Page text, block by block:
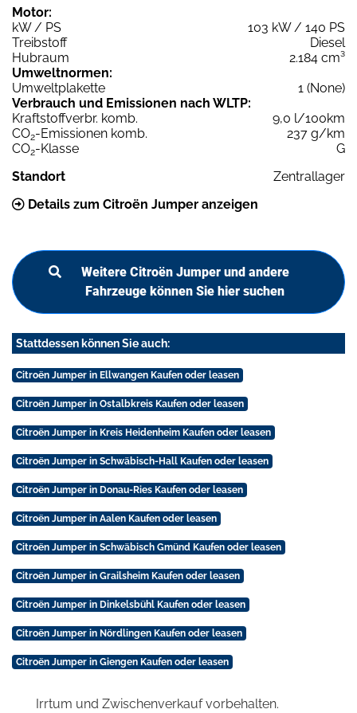
Motor:
kW / PS
103 kW / 140 PS
Treibstoff
Diesel
Hubraum
2.184 cm³
Umweltnormen:
Umweltplakette
1 (None)
Verbrauch und Emissionen nach WLTP:
Kraftstoffverbr. komb.
9,0 l/100km
CO2-Emissionen komb.
237 g/km
CO2-Klasse
G
Standort
Zentrallager
Details zum Citroën Jumper anzeigen
Weitere Citroën Jumper und andere
Fahrzeuge können Sie hier suchen
Stattdessen können Sie auch:
Citroën Jumper in Ellwangen Kaufen oder leasen
Citroën Jumper in Ostalbkreis Kaufen oder leasen
Citroën Jumper in Kreis Heidenheim Kaufen oder leasen
Citroën Jumper in Schwäbisch-Hall Kaufen oder leasen
Citroën Jumper in Donau-Ries Kaufen oder leasen
Citroën Jumper in Aalen Kaufen oder leasen
Citroën Jumper in Schwäbisch Gmünd Kaufen oder leasen
Citroën Jumper in Grailsheim Kaufen oder leasen
Citroën Jumper in Dinkelsbühl Kaufen oder leasen
Citroën Jumper in Nördlingen Kaufen oder leasen
Citroën Jumper in Giengen Kaufen oder leasen
Irrtum und Zwischenverkauf vorbehalten.